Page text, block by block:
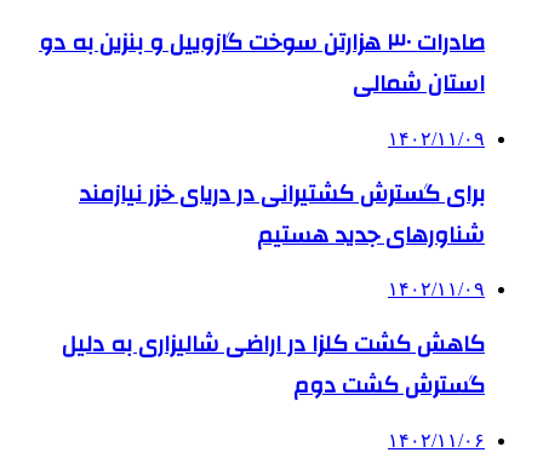
صادرات ۳۰ هزارتن سوخت گازوییل و بنزین به دو
استان شمالی
۱۴۰۲/۱۱/۰۹
برای گسترش کشتیرانی در دریای خزر نیازمند
شناورهای جدید هستیم
۱۴۰۲/۱۱/۰۹
کاهش کشت کلزا در اراضی شالیزاری به دلیل
گسترش کشت دوم
۱۴۰۲/۱۱/۰۶